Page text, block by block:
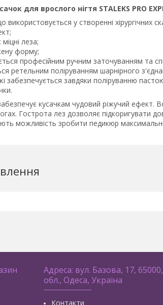
для врослого нігтя STALEKS PRO
використовується у створенні хірургічних
леза;
форму;
професійним ручним заточуванням та
ретельним поліруванням шарнірного
забезпечується завдяки поліруванню
кусачкам чудовий ріжучий ефект.
Гострота лез дозволяє підкоригувати
можливість зробити педикюр
Адреса: вул. Базова, 17,
обл., Одеса, Україна
Контакти